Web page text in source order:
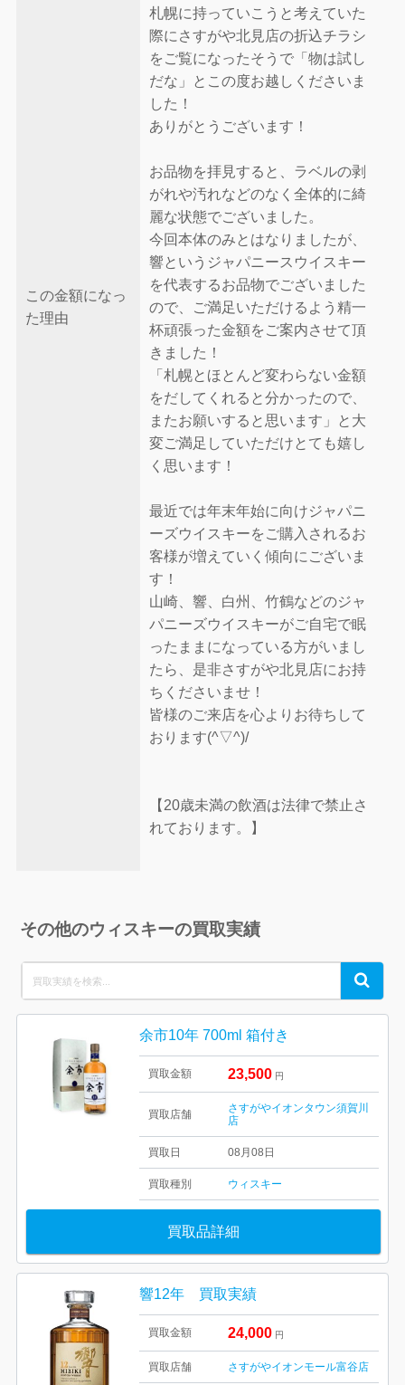
この金額になっ
た理由
札幌に持っていこうと考えていた
際にさすがや北見店の折込チラシ
をご覧になったそうで「物は試し
だな」とこの度お越しくださいま
した！
ありがとうございます！
お品物を拝見すると、ラベルの剥
がれや汚れなどのなく全体的に綺
麗な状態でございました。
今回本体のみとはなりましたが、
響というジャパニースウイスキー
を代表するお品物でございました
ので、ご満足いただけるよう精一
杯頑張った金額をご案内させて頂
きました！
「札幌とほとんど変わらない金額
をだしてくれると分かったので、
またお願いすると思います」と大
変ご満足していただけとても嬉し
く思います！
最近では年末年始に向けジャパニ
ーズウイスキーをご購入されるお
客様が増えていく傾向にございま
す！
山崎、響、白州、竹鶴などのジャ
パニーズウイスキーがご自宅で眠
ったままになっている方がいまし
たら、是非さすがや北見店にお持
ちくださいませ！
皆様のご来店を心よりお待ちして
おります(^▽^)/
【20歳未満の飲酒は法律で禁止さ
れております。】
その他のウィスキーの買取実績
for:
Search
余市10年 700ml 箱付き
買取金額 23,500 円
買取店舗
さすがやイオンタウン須賀川
店
買取日 08月08日
買取種別 ウィスキー
買取品詳細
響12年 買取実績
買取金額 24,000 円
買取店舗 さすがやイオンモール富谷店